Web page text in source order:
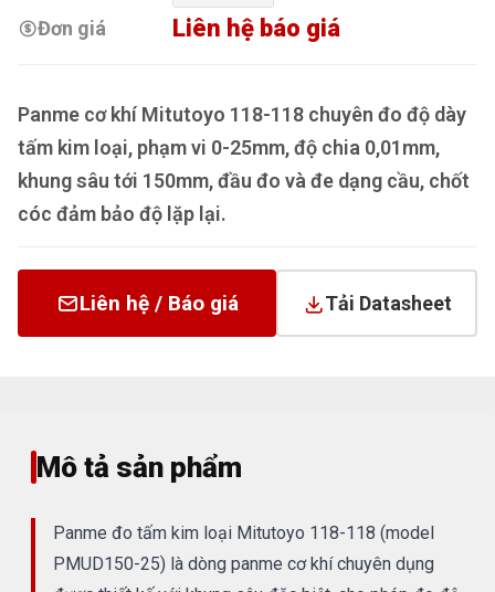
Đơn giá
Liên hệ báo giá
Panme cơ khí Mitutoyo 118-118 chuyên đo độ dày
tấm kim loại, phạm vi 0-25mm, độ chia 0,01mm,
khung sâu tới 150mm, đầu đo và đe dạng cầu, chốt
cóc đảm bảo độ lặp lại.
Liên hệ / Báo giá Tải Datasheet
Mô tả sản phẩm
Panme đo tấm kim loại Mitutoyo 118-118 (model
PMUD150-25) là dòng panme cơ khí chuyên dụng